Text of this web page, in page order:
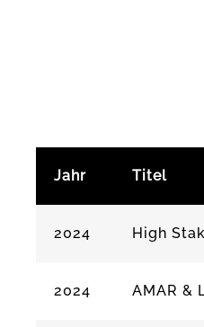
Jahr Titel
2024 High
2024 AMAR &